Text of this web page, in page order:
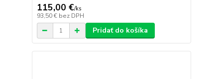
115,00 €/ks
93,50 € bez DPH
Pridať do košíka